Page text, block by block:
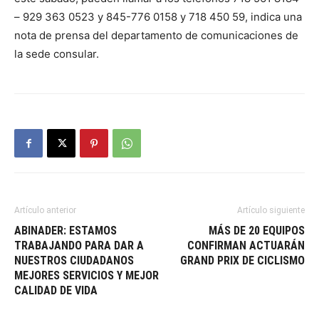
– 929 363 0523 y 845-776 0158 y 718 450 59, indica una
nota de prensa del departamento de comunicaciones de
la sede consular.
Artículo anterior
ABINADER: ESTAMOS
TRABAJANDO PARA DAR A
NUESTROS CIUDADANOS
MEJORES SERVICIOS Y MEJOR
CALIDAD DE VIDA
Artículo siguiente
MÁS DE 20 EQUIPOS
CONFIRMAN ACTUARÁN
GRAND PRIX DE CICLISMO